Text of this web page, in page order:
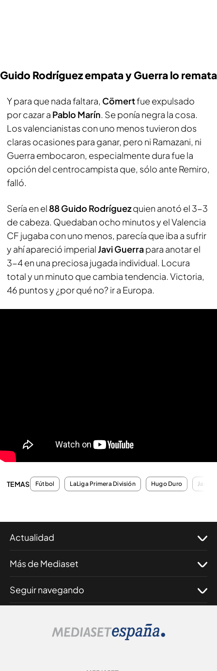
Guido Rodríguez empata y Guerra lo remata
Y para que nada faltara, Cömertfue expulsado
por cazar a Pablo Marín . Se ponía negra la cosa.
Los valencianistas con uno menos tuvieron dos
claras ocasiones para ganar, pero ni Ramazani, ni
Guerra embocaron, especialmente dura fue la
opción del centrocampista que, sólo ante Remiro,
falló.
Sería en el 88 Guido Rodríguezquien anotó el 3-3
de cabeza. Quedaban ocho minutos y el Valencia
CF jugaba con uno menos, parecía que iba a sufrir
y ahí apareció imperial Javi Guerrapara anotar el
3-4 en una preciosa jugada individual. Locura
total y un minuto que cambia tendencia. Victoria,
46 puntos y ¿por qué no? ir a Europa.
TEMAS Fútbol LaLiga Primera División Hugo Duro Javi
Actualidad
Más de Mediaset
Seguir navegando